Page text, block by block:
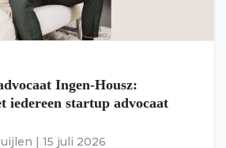
Ingen-Housz:
iedereen startup advocaat
15 juli 2026